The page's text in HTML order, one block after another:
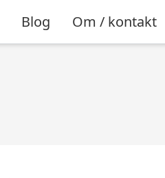
Blog Om / kontakt